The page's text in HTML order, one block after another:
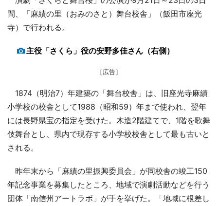
間、「麻績の里（おみのさと）舞台校舎」（飯田市座光
寺）で行われる。
主役「さくら」役の安野多佳さん（右側）
［広告］
1874（明治7）年建築の「舞台校舎」は、旧座光寺麻績
小学校の校舎として1988（昭和59）年まで使われ、翌年
には長野県宝の指定を受けた。木造2階建てで、1階を歌舞
伎舞台とし、県内で現存する小学校校舎として最も古いと
される。
昨年末から「麻績の里振興委員会」が同校舎の竣工150
年記念事業を募集したところ、地域で演劇活動などを行う
団体「南信州アートラボ」が手を挙げた。「地域に根差し